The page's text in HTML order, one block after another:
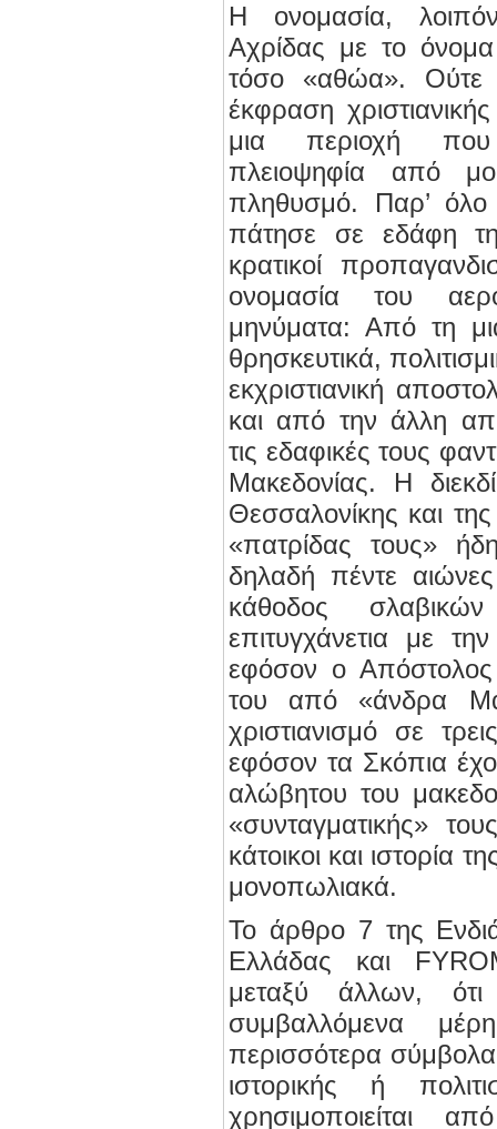
Η ονομασία,
Αχρίδας με το
τόσο «αθώα». Ούτε
έκφραση
μια περιοχή που
πλειοψηφία από
πληθυσμό. Παρ’
πάτησε σε εδάφη
κρατικοί
ονομασία του
μηνύματα: Από τη
θρησκευτικά,
εκχριστιανική
και από την άλλη
τις εδαφικές τους
Μακεδονίας. Η
Θεσσαλονίκης και
«πατρίδας τους»
δηλαδή πέντε
κάθοδος
επιτυγχάνετια με
εφόσον ο
του από «άνδρα
χριστιανισμό σε
εφόσον τα Σκόπια
αλώβητου του
«συνταγματικής»
κάτοικοι και ιστορία
μονοπωλιακά.
Το άρθρο 7 της
Ελλάδας και
μεταξύ άλλων,
συμβαλλόμενα
περισσότερα
ιστορικής ή